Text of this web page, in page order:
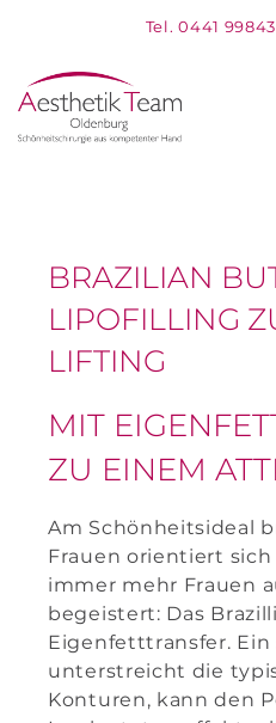
Tel. 0441
BRAZILIAN
LIPOFILLING
LIFTING
MIT
ZU EINEM
Am Schönheitsideal
Frauen orientiert sich
immer mehr Frauen
begeistert: Das
Eigenfetttransfer. Ein
unterstreicht die
Konturen, kann den